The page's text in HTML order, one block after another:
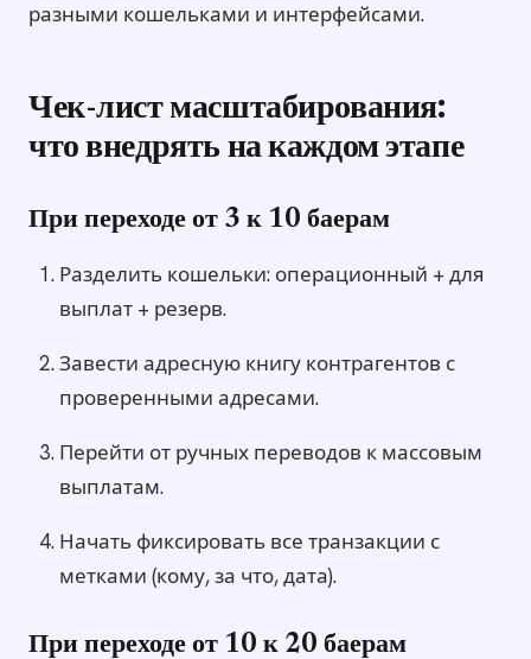
разными кошельками и интерфейсами.
Чек-лист масштабирования:
что внедрять на каждом этапе
При переходе от 3 к 10 баерам
Разделить кошельки: операционный + для
выплат + резерв.
Завести адресную книгу контрагентов с
проверенными адресами.
Перейти от ручных переводов к массовым
выплатам.
Начать фиксировать все транзакции с
метками (кому, за что, дата).
При переходе от 10 к 20 баерам